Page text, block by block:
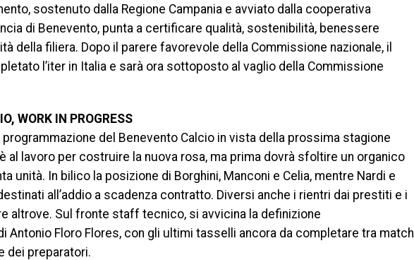
sostenuto dalla Regione Campania e avviato dalla cooperativa
di Benevento, punta a certificare qualità, sostenibilità, benessere
della filiera. Dopo il parere favorevole della Commissione nazionale, il
l’iter in Italia e sarà ora sottoposto al vaglio della Commissione
WORK IN PROGRESS
programmazione del Benevento Calcio in vista della prossima stagione
al lavoro per costruire la nuova rosa, ma prima dovrà sfoltire un organico
unità. In bilico la posizione di Borghini, Manconi e Celia, mentre Nardi e
all’addio a scadenza contratto. Diversi anche i rientri dai prestiti e i
altrove. Sul fronte staff tecnico, si avvicina la definizione
Antonio Floro Flores, con gli ultimi tasselli ancora da completare tra match
dei preparatori.